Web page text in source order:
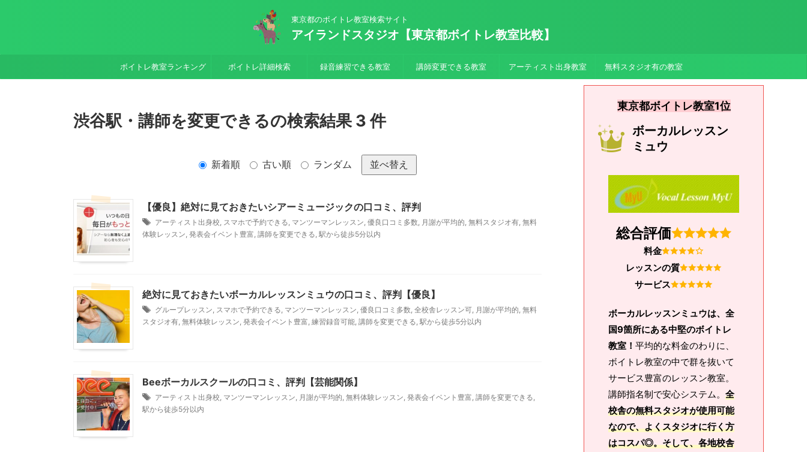
東京都のボイトレ教室検索サイト
アイランドスタジオ【東京都ボイトレ教室比較】
ボイトレ教室ランキング ボイトレ詳細検索 録音練習できる教室 講師変更できる教室 アーティスト出身教室 無料スタジオ有の教室
渋谷駅・講師を変更できるの検索結果 3 件
新着順 古い順 ランダム 並べ替え
【優良】絶対に見ておきたいシアーミュージックの口コミ、評判
アーティスト出身校, スマホで予約できる, マンツーマンレッスン, 優良口コミ多数, 月謝が平均的, 無料スタジオ有, 無料
体験レッスン, 発表会イベント豊富, 講師を変更できる, 駅から徒歩5分以内
絶対に見ておきたいボーカルレッスンミュウの口コミ、評判【優良】
グループレッスン, スマホで予約できる, マンツーマンレッスン, 優良口コミ多数, 全校舎レッスン可, 月謝が平均的, 無料
スタジオ有, 無料体験レッスン, 発表会イベント豊富, 練習録音可能, 講師を変更できる, 駅から徒歩5分以内
Beeボーカルスクールの口コミ、評判【芸能関係】
アーティスト出身校, マンツーマンレッスン, 月謝が平均的, 無料体験レッスン, 発表会イベント豊富, 講師を変更できる,
駅から徒歩5分以内
東京都ボイトレ教室1位
ボーカルレッスン
ミュウ
総合評価
料金
レッスンの質
サービス
ボーカルレッスンミュウは、全
国9箇所にある中堅のボイトレ
教室！ 平均的な料金のわりに、
ボイトレ教室の中で群を抜いて
サービス豊富のレッスン教室。
講師指名制で安心システム。 全
校舎の無料スタジオが使用可能
なので、よくスタジオに行く方
はコスパ◎。そして、各地校舎